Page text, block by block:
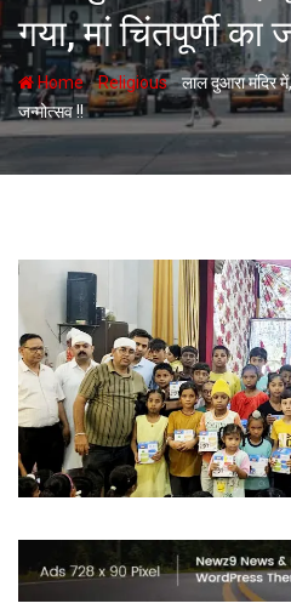
गया, मां चिंतपूर्णी का
Home-Religious-लाल दुआरा मंदिर
जन्मोत्सव !!